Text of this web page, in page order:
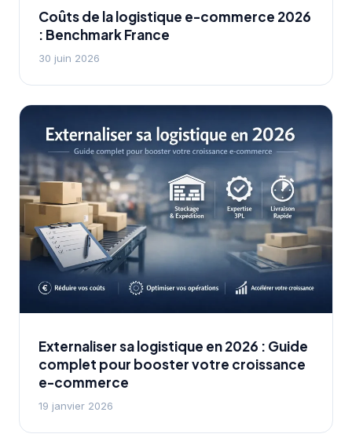
Coûts de la logistique e-commerce 2026
: Benchmark France
30 juin 2026
Externaliser sa logistique en 2026 : Guide
complet pour booster votre croissance
e-commerce
19 janvier 2026